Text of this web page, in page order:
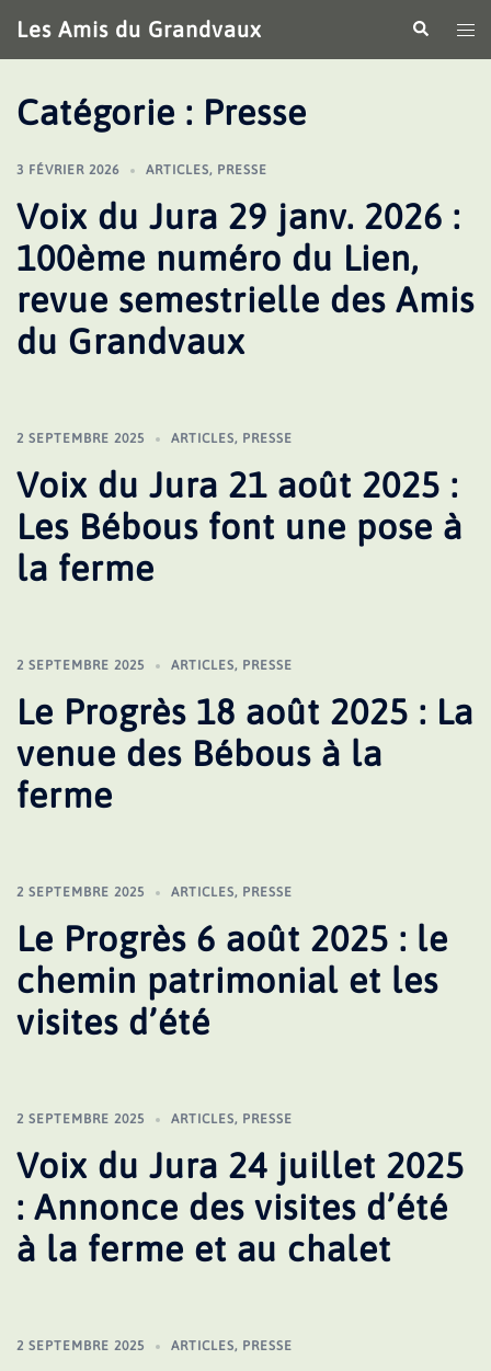
au
contenu
Les Amis du Grandvaux
le
Catégorie : Presse
3 FÉVRIER 2026 ARTICLES, PRESSE
Voix du Jura 29 janv. 2026 :
100ème numéro du Lien,
revue semestrielle des Amis
du Grandvaux
2 SEPTEMBRE 2025 ARTICLES, PRESSE
Voix du Jura 21 août 2025 :
Les Bébous font une pose à
la ferme
2 SEPTEMBRE 2025 ARTICLES, PRESSE
Le Progrès 18 août 2025 : La
venue des Bébous à la
ferme
2 SEPTEMBRE 2025 ARTICLES, PRESSE
Le Progrès 6 août 2025 : le
chemin patrimonial et les
visites d’été
2 SEPTEMBRE 2025 ARTICLES, PRESSE
Voix du Jura 24 juillet 2025
: Annonce des visites d’été
à la ferme et au chalet
2 SEPTEMBRE 2025 ARTICLES, PRESSE